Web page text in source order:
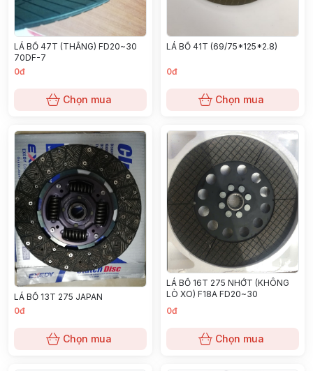
LÁ BỐ 47T (THẮNG) FD20~30
70DF-7
0đ
Chọn mua
LÁ BỐ 41T (69/75*125*2.8)
0đ
Chọn mua
LÁ BỐ 13T 275 JAPAN
0đ
Chọn mua
LÁ BỐ 16T 275 NHỚT (KHÔNG
LÒ XO) F18A FD20~30
0đ
Chọn mua